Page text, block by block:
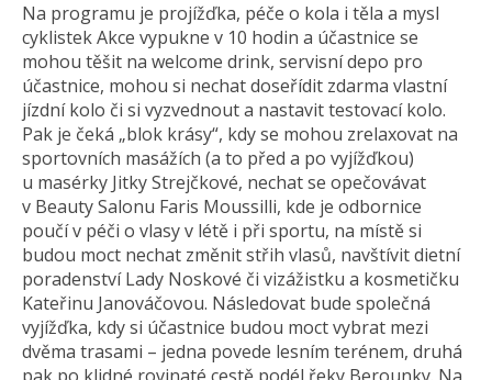
Na programu je projížďka, péče o kola i těla a mysl
cyklistek Akce vypukne v 10 hodin a účastnice se
mohou těšit na welcome drink, servisní depo pro
účastnice, mohou si nechat doseřídit zdarma vlastní
jízdní kolo či si vyzvednout a nastavit testovací kolo.
Pak je čeká „blok krásy“, kdy se mohou zrelaxovat na
sportovních masážích (a to před a po vyjížďkou)
u masérky Jitky Strejčkové, nechat se opečovávat
v Beauty Salonu Faris Moussilli, kde je odbornice
poučí v péči o vlasy v létě i při sportu, na místě si
budou moct nechat změnit střih vlasů, navštívit dietní
poradenství Lady Noskové či vizážistku a kosmetičku
Kateřinu Janováčovou. Následovat bude společná
vyjížďka, kdy si účastnice budou moct vybrat mezi
dvěma trasami – jedna povede lesním terénem, druhá